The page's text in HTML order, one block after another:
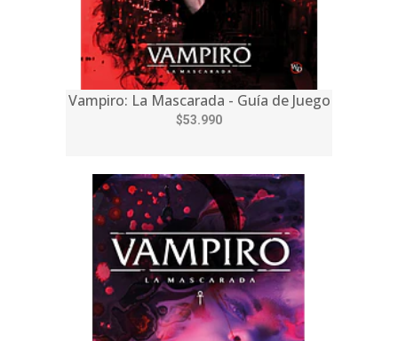
Vampiro: La Mascarada - Guía de Juego
$53.990